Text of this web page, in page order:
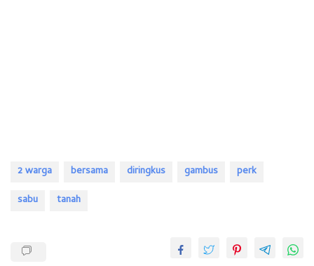
2 warga bersama diringkus gambus
perk
sabu
tanah